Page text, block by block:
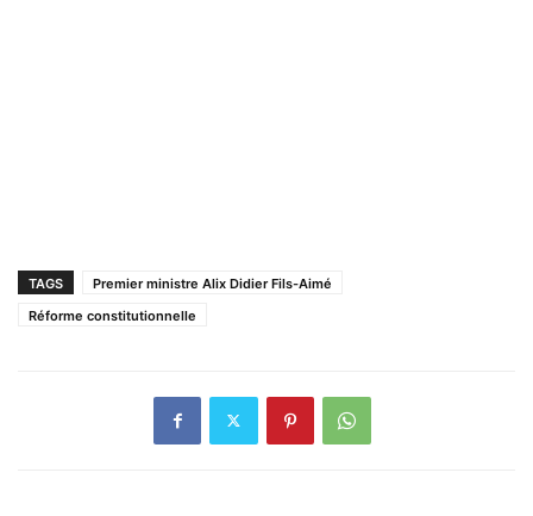
TAGS
Premier ministre Alix Didier Fils-Aimé
Réforme constitutionnelle